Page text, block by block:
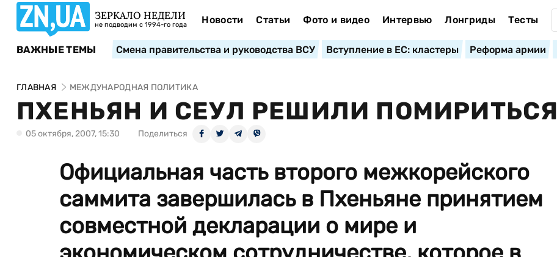
ЗЕРКАЛО НЕДЕЛИ
не подводим с 1994-го года Новости Статьи Фото и видео Интервью Лонгриды Тесты
ВАЖНЫЕ ТЕМЫ Смена правительства и руководства ВСУ Вступление в ЕС: кластеры Реформа армии
ГЛАВНАЯ МЕЖДУНАРОДНАЯ ПОЛИТИКА
ПХЕНЬЯН И СЕУЛ РЕШИЛИ ПОМИРИТЬСЯ
05 октября, 2007, 15:30 Поделиться
Официальная часть второго межкорейского
саммита завершилась в Пхеньяне принятием
совместной декларации о мире и